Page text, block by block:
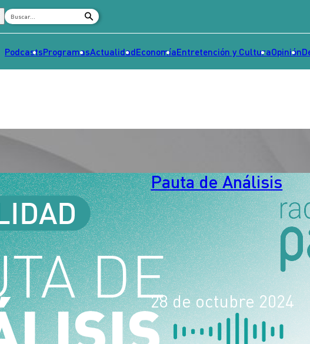
2
en Pauta
Patrocinado
PodcastsProgramasActualidadEconomíaEntretención y CulturaOpinión
Pauta de Análisis
28 de octubre 2024